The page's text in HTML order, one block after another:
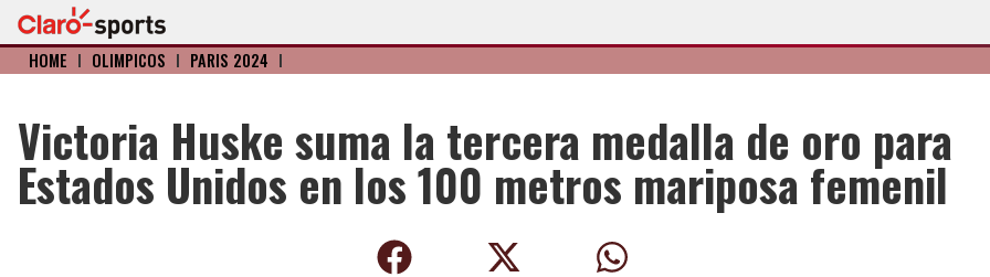
HOME I OLÍMPICOS I PARIS 2024 I
Victoria Huske suma la tercera medalla de oro para
Estados Unidos en los 100 metros mariposa femenil